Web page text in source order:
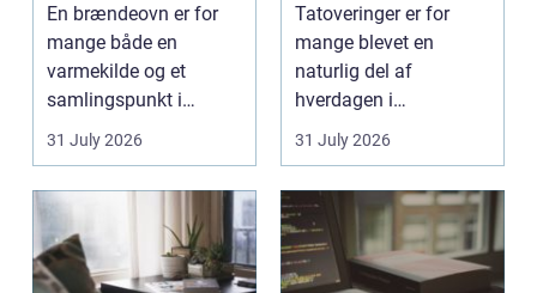
En brændeovn er for
mange både en
varmekilde og et
samlingspunkt i
hjemmet. Flammerne
31 July 2026
Tatoveringer er for
mange blevet en
naturlig del af
hverdagen i
København. Byen er
fyldt med dygtige...
31 July 2026